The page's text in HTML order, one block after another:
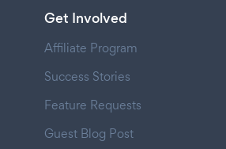
Get Involved
Affiliate Program
Success Stories
Feature Requests
Guest Blog Post